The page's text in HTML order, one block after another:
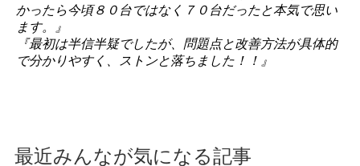
かったら今頃８０台ではなく７０台だったと本気で思い
ます。』
『最初は半信半疑でしたが、問題点と改善方法が具体的
で分かりやすく、ストンと落ちました！！』
最近みんなが気になる記事